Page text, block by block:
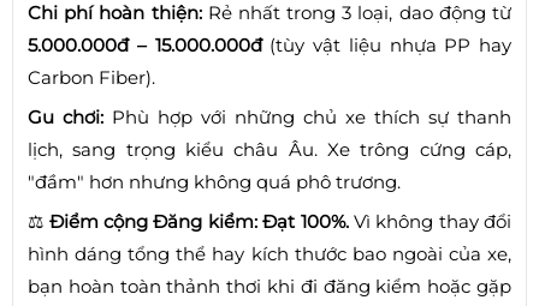
Chi phí hoàn thiện:Rẻ nhất trong 3 loại, dao động từ
5.000.000đ – 15.000.000đ(tùy vật liệu nhựa PP hay
Carbon Fiber).
Gu chơi: Phù hợp với những chủ xe thích sự thanh
lịch, sang trọng kiểu châu Âu. Xe trông cứng cáp,
"đầm" hơn nhưng không quá phô trương.
⚖️ Điểm cộng Đăng kiểm: Đạt 100%.Vì không thay đổi
hình dáng tổng thể hay kích thước bao ngoài của xe,
bạn hoàn toàn thảnh thơi khi đi đăng kiểm hoặc gặp